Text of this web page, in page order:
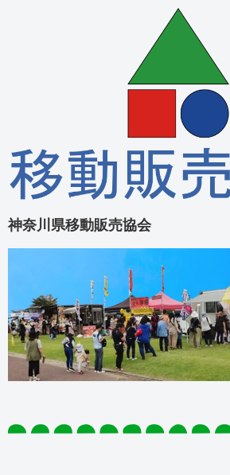
神奈川県移動販売協会